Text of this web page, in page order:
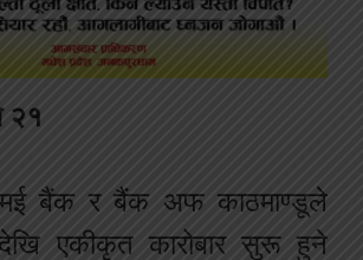
२१
बैंक र बैंक अफ काठमाण्डूले
एकीकृत कारोबार सुरू हुने